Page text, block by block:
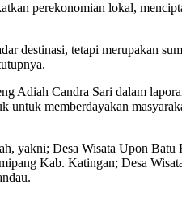
perekonomian lokal,
destinasi, tetapi merupakan
Adiah Candra Sari dalam
memberdayakan
yakni; Desa Wisata Upon
Kab. Katingan; Desa